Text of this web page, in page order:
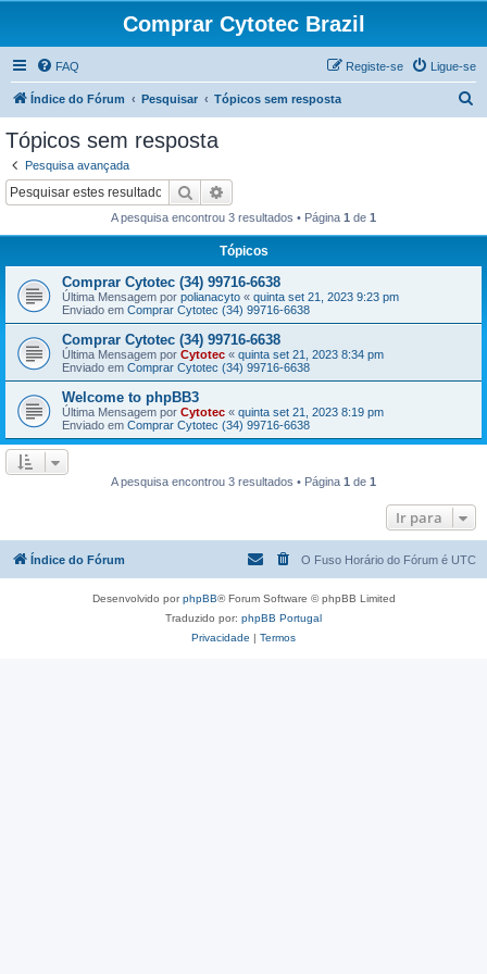
Comprar Cytotec Brazil
FAQ Ligue-se
Registe-se
Índice do Fórum Pesquisar Tópicos sem resposta
Tópicos sem resposta
Pesquisa avançada
Pesquisar
A pesquisa encontrou 3 resultados • Página 1 de 1
Tópicos
Comprar Cytotec (34) 99716-6638
Última Mensagem por polianacyto « quinta set 21, 2023 9:23 pm
Enviado em Comprar Cytotec (34) 99716-6638
Comprar Cytotec (34) 99716-6638
Última Mensagem por Cytotec « quinta set 21, 2023 8:34 pm
Enviado em Comprar Cytotec (34) 99716-6638
Welcome to phpBB3
Última Mensagem por Cytotec « quinta set 21, 2023 8:19 pm
Enviado em Comprar Cytotec (34) 99716-6638
A pesquisa encontrou 3 resultados • Página 1 de 1
Ir para
Índice do Fórum O Fuso Horário do Fórum é UTC
Desenvolvido porphpBB® Forum Software © phpBB Limited
Traduzido por: phpBB Portugal
Privacidade | Termos